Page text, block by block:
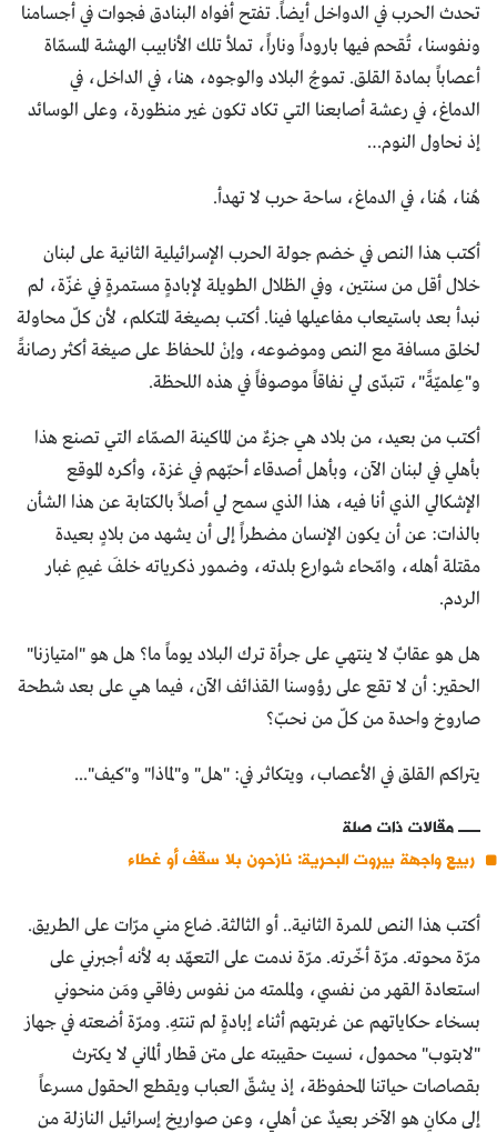
تحدث الحرب في الدواخل أيضاً. تفتح أفواه البنادق فجوات في أجسامنا
ونفوسنا، تُقحم فيها باروداً وناراً، تملأ تلك الأنابيب الهشة المسمّاة
أعصاباً بمادة القلق. تموجُ البلاد والوجوه، هنا، في الداخل، في
الدماغ، في رعشة أصابعنا التي تكاد تكون غير منظورة، وعلى الوسائد
إذ نحاول النوم…
هُنا، هُنا، في الدماغ، ساحة حرب لا تهدأ.
أكتب هذا النص في خضم جولة الحرب الإسرائيلية الثانية على لبنان
خلال أقل من سنتين، وفي الظلال الطويلة لإبادةٍ مستمرةٍ في غزّة، لم
نبدأ بعد باستيعاب مفاعيلها فينا. أكتب بصيغة المتكلم، لأن كلّ محاولة
لخلق مسافة مع النص وموضوعه، وإنْ للحفاظ على صيغة أكثر رصانةً
و"عِلميّةً"، تتبدّى لي نفاقاً موصوفاً في هذه اللحظة.
أكتب من بعيد، من بلاد هي جزءٌ من الماكينة الصمّاء التي تصنع هذا
بأهلي في لبنان الآن، وبأهل أصدقاء أحبّهم في غزة، وأكره الموقع
الإشكالي الذي أنا فيه، هذا الذي سمح لي أصلاً بالكتابة عن هذا الشأن
بالذات: عن أن يكون الإنسان مضطراً إلى أن يشهد من بلادٍ بعيدة
مقتلة أهله، وامّحاء شوارع بلدته، وضمور ذكرياته خلفَ غيمِ غبار
الردم.
هل هو عقابٌ لا ينتهي على جرأة ترك البلاد يوماً ما؟ هل هو "امتيازنا"
الحقير: أن لا تقع على رؤوسنا القذائف الآن، فيما هي على بعد شطحة
صاروخ واحدة من كلّ من نحبّ؟
يتراكم القلق في الأعصاب، ويتكاثر في: "هل" و"لماذا" و"كيف"...
مقالات ذات صلة
ربيع واجهة بيروت البحرية: نازحون بلا سقف أو غطاء
أكتب هذا النص للمرة الثانية.. أو الثالثة. ضاع مني مرّات على الطريق.
مرّة محوته. مرّة أخّرته. مرّة ندمت على التعهّد به لأنه أجبرني على
استعادة القهر من نفسي، ولملمته من نفوس رفاقي ومَن منحوني
بسخاء حكاياتهم عن غربتهم أثناء إبادةٍ لم تنتهِ. ومرّة أضعته في جهاز
"لابتوب" محمول، نسيت حقيبته على متن قطار ألماني لا يكترث
بقصاصات حياتنا المحفوظة، إذ يشقّ العباب ويقطع الحقول مسرعاً
إلى مكانٍ هو الآخر بعيدٌ عن أهلي، وعن صواريخ إسرائيل النازلة من